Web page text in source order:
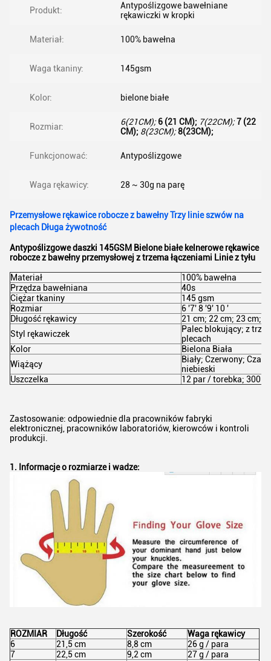
Produkt:
Antypoślizgowe bawełniane
rękawiczki w kropki
Materiał: 100% bawełna
Waga tkaniny: 145gsm
Kolor: bielone białe
Rozmiar: 6(21CM); 6 (21 CM); 7(22CM);7 (22
CM); 8(23CM);8(23CM);
Funkcjonować: Antypoślizgowe
Waga rękawicy: 28 ~ 30g na parę
Przemysłowe rękawice robocze z bawełny Trzy linie szwów na
plecach Długa żywotność
Antypoślizgowe daszki 145GSM Bielone białe kelnerowe rękawice
robocze z bawełny przemysłowej z trzema łączeniami Linie z tyłu
Materiał
100% bawełna
Przędza bawełniana
40s
Ciężar tkaniny
145 gsm
Rozmiar
6 '7' 8 '9' 10 '
Długość rękawicy
21 cm; 22 cm; 23 cm;
Styl rękawiczek
Palec blokujący; z
plecach
Kolor
Bielona Biała
Wiążący
Biały; Czerwony;
niebieski
Uszczelka
12 par / torebka; 300
Zastosowanie: odpowiednie dla pracowników fabryki
elektronicznej, pracowników laboratoriów, kierowców i kontroli
produkcji.
1. Informacje o rozmiarze i wadze:
ROZMIAR Długość Szerokość
Waga rękawicy
6
21,5 cm 8,8 cm
26 g / para
7
22,5 cm 9,2 cm
27 g / para